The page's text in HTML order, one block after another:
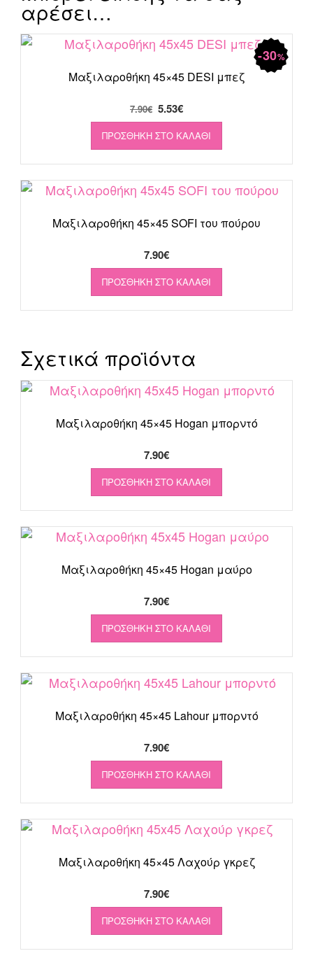
αρέσει…
30%
Μαξιλαροθήκη 45×45 DESI μπεζ
7.90€ Original
price
was:
7.90€.
5.53€Η
τρέχουσα
τιμή
είναι:
5.53€.
ΠΡΟΣΘΉΚΗ ΣΤΟ ΚΑΛΆΘΙ
Μαξιλαροθήκη 45×45 SOFI του πούρου
7.90€
ΠΡΟΣΘΉΚΗ ΣΤΟ ΚΑΛΆΘΙ
Σχετικά προϊόντα
Μαξιλαροθήκη 45×45 Hogan μπορντό
7.90€
ΠΡΟΣΘΉΚΗ ΣΤΟ ΚΑΛΆΘΙ
Μαξιλαροθήκη 45×45 Hogan μαύρο
7.90€
ΠΡΟΣΘΉΚΗ ΣΤΟ ΚΑΛΆΘΙ
Μαξιλαροθήκη 45×45 Lahour μπορντό
7.90€
ΠΡΟΣΘΉΚΗ ΣΤΟ ΚΑΛΆΘΙ
Μαξιλαροθήκη 45×45 Λαχούρ γκρεζ
7.90€
ΠΡΟΣΘΉΚΗ ΣΤΟ ΚΑΛΆΘΙ